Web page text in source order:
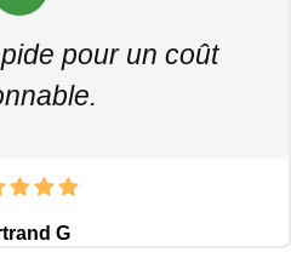
pour un coût
G